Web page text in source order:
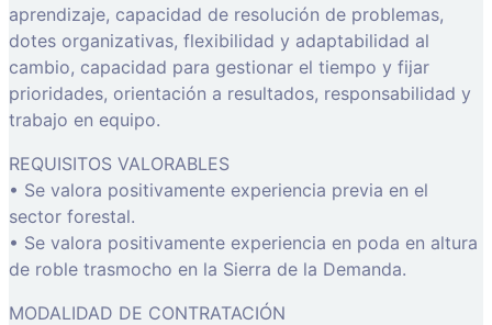
aprendizaje, capacidad de resolución de problemas,
dotes organizativas, flexibilidad y adaptabilidad al
cambio, capacidad para gestionar el tiempo y fijar
prioridades, orientación a resultados, responsabilidad y
trabajo en equipo.
REQUISITOS VALORABLES
• Se valora positivamente experiencia previa en el
sector forestal.
• Se valora positivamente experiencia en poda en altura
de roble trasmocho en la Sierra de la Demanda.
MODALIDAD DE CONTRATACIÓN